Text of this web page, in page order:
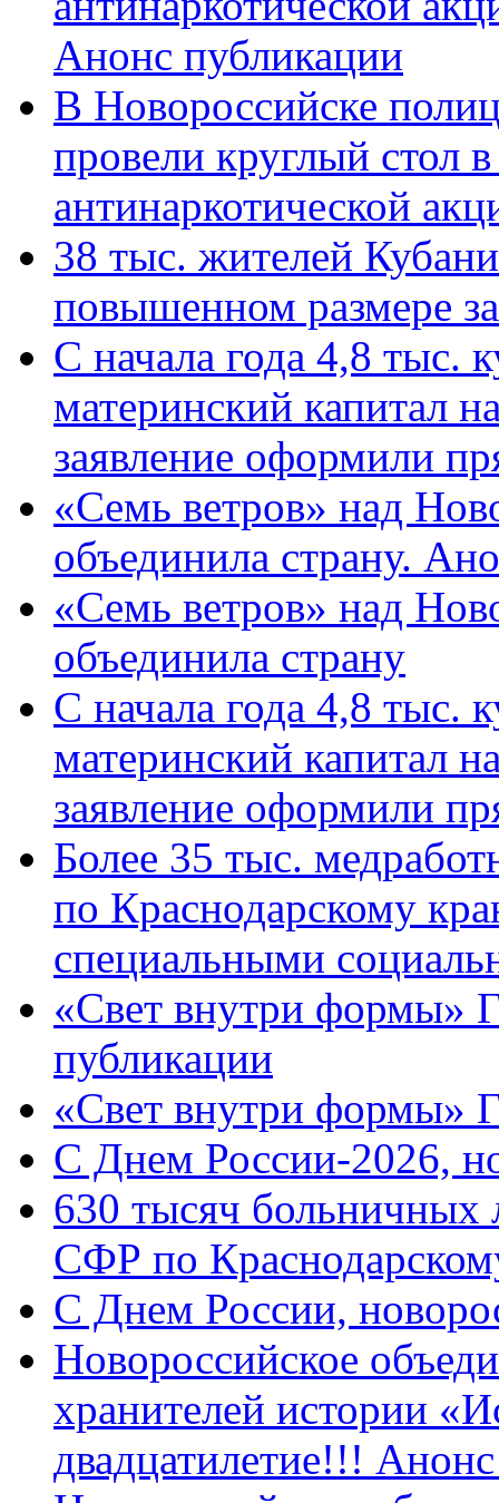
Анонс публикации
В Новороссийске
провели круглый стол
антинаркотической
38 тыс. жителей
повышенном размере
С начала года 4,8 тыс.
материнский капитал
заявление оформили
«Семь ветров» над
объединила страну.
«Семь ветров» над
объединила страну
С начала года 4,8 тыс.
материнский капитал
заявление оформили
Более 35 тыс.
по Краснодарскому
специальными
«Свет внутри формы»
публикации
«Свет внутри формы»
C Днем России-2026,
630 тысяч больничных
СФР по
C Днем России,
Новороссийское
хранителей истории
двадцатилетие!!!